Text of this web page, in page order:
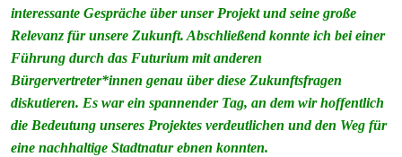
interessante Gespräche über unser Projekt und seine große
Relevanz für unsere Zukunft. Abschließend konnte ich bei einer
Führung durch das Futurium mit anderen
Bürgervertreter*innen genau über diese Zukunftsfragen
diskutieren. Es war ein spannender Tag, an dem wir hoffentlich
die Bedeutung unseres Projektes verdeutlichen und den Weg für
eine nachhaltige Stadtnatur ebnen konnten.